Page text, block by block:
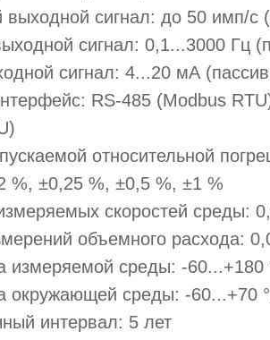
сигнал: до 50 имп/с
сигнал: 0,1...3000 Гц
сигнал: 4...20 мА
RS-485 (Modbus
относительной
%, ±0,25 %, ±0,5 %, ±1 %
скоростей среды:
объемного расхода:
измеряемой среды: -60...+180
окружающей среды: -60...+70
интервал: 5 лет